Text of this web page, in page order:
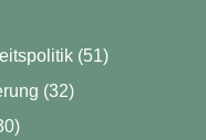
(51)
(32)